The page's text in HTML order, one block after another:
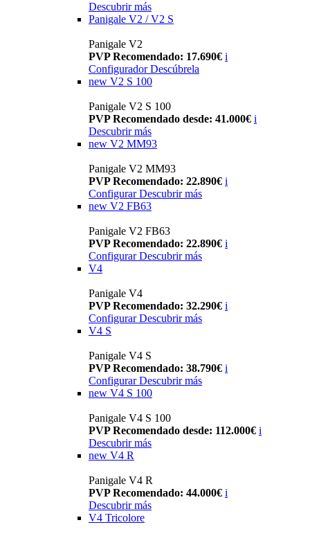
Descubrir más
Panigale V2 / V2 S
Panigale V2
PVP Recomendado: 17.690€ i
Configurador Descúbrela
new V2 S 100
Panigale V2 S 100
PVP Recomendado desde: 41.000€ i
Descubrir más
new V2 MM93
Panigale V2 MM93
PVP Recomendado: 22.890€ i
Configurar Descubrir más
new V2 FB63
Panigale V2 FB63
PVP Recomendado: 22.890€ i
Configurar Descubrir más
V4
Panigale V4
PVP Recomendado: 32.290€ i
Configurar Descubrir más
V4 S
Panigale V4 S
PVP Recomendado: 38.790€ i
Configurar Descubrir más
new V4 S 100
Panigale V4 S 100
PVP Recomendado desde: 112.000€ i
Descubrir más
new V4 R
Panigale V4 R
PVP Recomendado: 44.000€ i
Descubrir más
V4 Tricolore